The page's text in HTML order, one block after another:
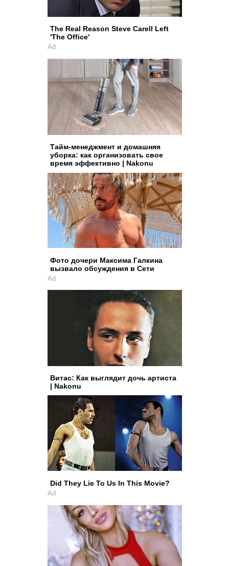
The Real Reason Steve Carell Left
'The Office'
Ad
Тайм-менеджмент и домашняя
уборка: как организовать свое
время эффективно | Nakonu
Фото дочери Максима Галкина
вызвало обсуждения в Сети
Ad
Витас: Как выглядит дочь артиста
| Nakonu
Did They Lie To Us In This Movie?
Ad